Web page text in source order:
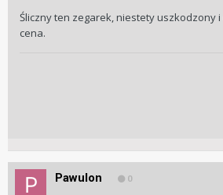
Śliczny ten zegarek, niestety uszkodzony
cena.
Pawulon 0